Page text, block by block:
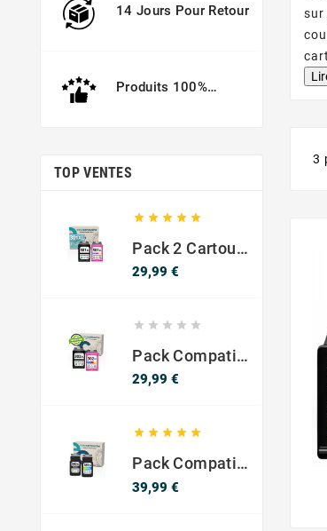
14 Jours Pour Retour
Produits 100%
TOP VENTES
    
Pack 2 Cartouches Compatible Avec HP 301 XL Noir Et Couleur
29,99 €
    
Pack Compatible Avec HP 302 XL Noir Et Couleur - SANS NIVEAU ENCRE
29,99 €
    
Pack Compatible Canon PG-540 XL / CL-541 XL – Noir & Couleur – Haute Capacité
39,99 €
sur
3